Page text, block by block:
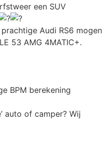
een SUV
Audi RS6 mogen
53 AMG 4MATIC+.
BPM berekening
auto of camper? Wij